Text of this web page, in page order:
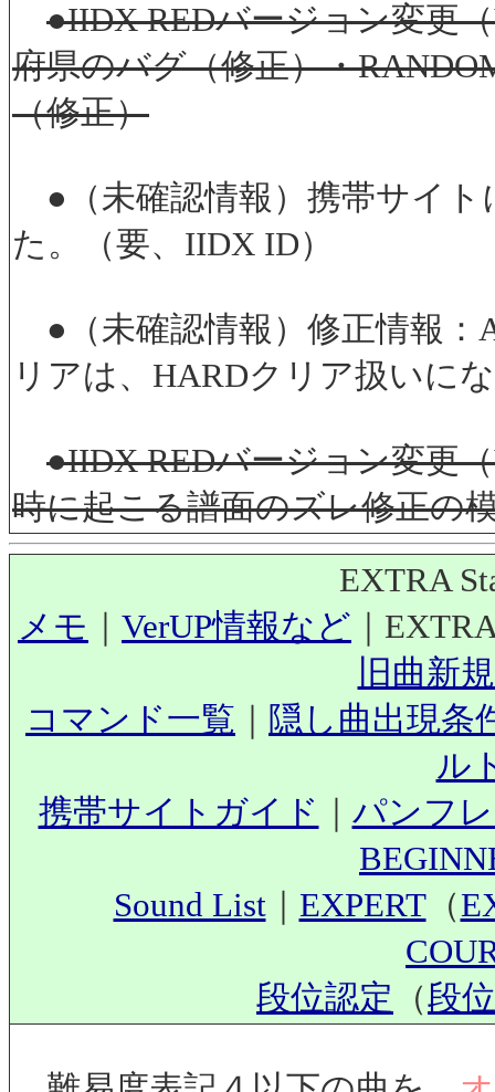
●IIDX REDバージョン変更
府県のバグ（修正）・
（修正）
●（未確認情報）携帯サイト
た。（要、IIDX ID）
●（未確認情報）修正情報：
リアは、HARDクリア扱いに
●IIDX REDバージョン変更
時に起こる譜面のズレ修正の
EXTRA
メモ
VerUP情報など ｜
旧曲新
コマンド一覧
隠し曲出現条
ル
携帯サイトガイド
パンフ
Sound List｜ EXPERT（
段位認定 （段